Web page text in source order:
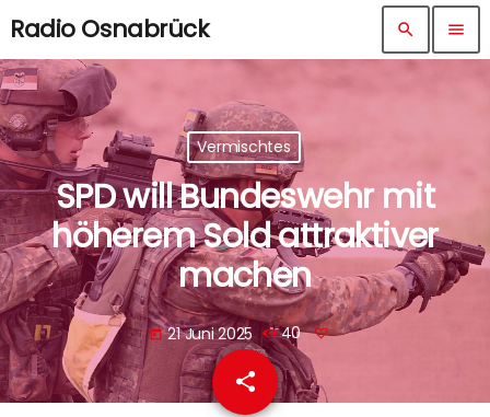
Radio Osnabrück search menu
Vermischtes
SPD will Bundeswehr mit
höherem Sold attraktiver
machen
today 21 Juni 2025 40
share
email